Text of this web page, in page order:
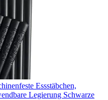
Essstäbchen,
Legierung Schwarze